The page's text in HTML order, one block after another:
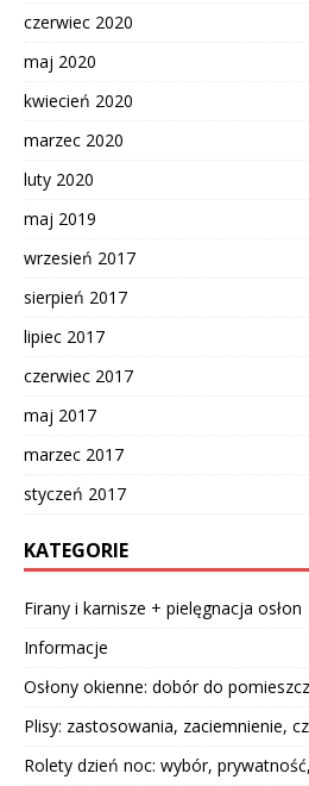
czerwiec 2020
maj 2020
kwiecień 2020
marzec 2020
luty 2020
maj 2019
wrzesień 2017
sierpień 2017
lipiec 2017
czerwiec 2017
maj 2017
marzec 2017
styczeń 2017
KATEGORIE
Firany i karnisze + pielęgnacja osłon
Informacje
Osłony okienne: dobór do
Plisy: zastosowania, zaciemnienie,
Rolety dzień noc: wybór,